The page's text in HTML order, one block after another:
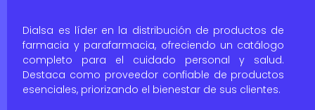
Dialsa es líder en la distribución de productos de
farmacia y parafarmacia, ofreciendo un catálogo
completo para el cuidado personal y salud.
Destaca como proveedor confiable de productos
esenciales, priorizando el bienestar de sus clientes.